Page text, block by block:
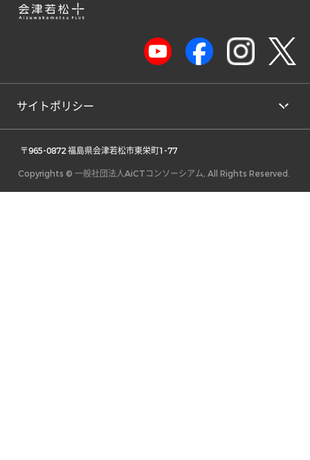
サイトポリシー
〒965-0872 福島県会津若松市東栄町1-77
Copyrights © 一般社団法人AiCTコンソーシアム, All Rights Reserved.